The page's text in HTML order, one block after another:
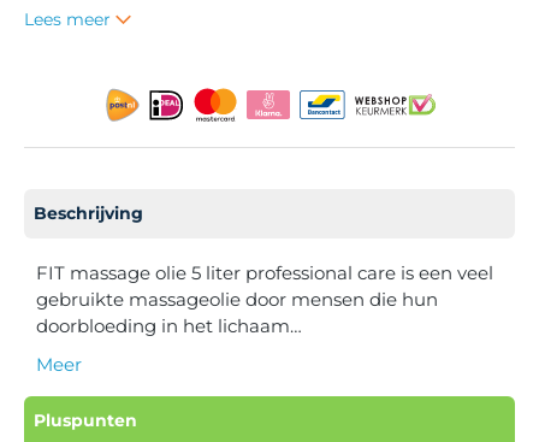
Lees meer
Beschrijving
FIT massage olie 5 liter professional care is een veel
gebruikte massageolie door mensen die hun
doorbloeding in het lichaam…
Meer
Pluspunten